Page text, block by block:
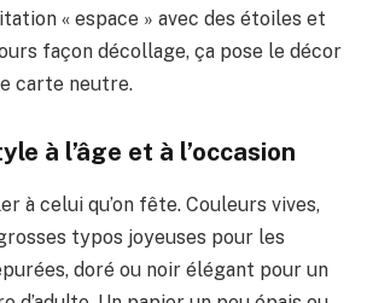
« espace » avec des étoiles et
façon décollage, ça pose le décor
carte neutre.
à l’âge et à l’occasion
à celui qu’on fête. Couleurs vives,
typos joyeuses pour les
doré ou noir élégant pour un